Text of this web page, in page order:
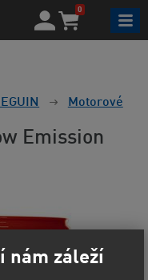
0
Motorové
Emission
nám záleží